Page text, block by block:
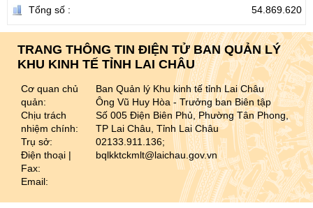
Tổng số :
54.869.620
TRANG THÔNG TIN ĐIỆN TỬ BAN QUẢN LÝ
KHU KINH TẾ TỈNH LAI CHÂU
Cơ quan chủ
quản:
Chịu trách
nhiệm chính:
Trụ sở:
Điện thoại |
Fax:
Email:
Ban Quản lý Khu kinh tế tỉnh Lai Châu
Ông Vũ Huy Hòa - Trưởng ban Biên tập
Số 005 Điện Biên Phủ, Phường Tân Phong,
TP Lai Châu, Tỉnh Lai Châu
02133.911.136;
bqlkktckmlt@laichau.gov.vn